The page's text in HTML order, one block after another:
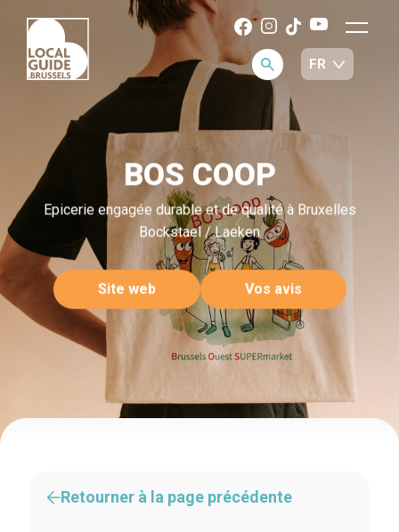
BOS COOP
Epicerie engagée durable et de qualité à Bruxelles
Bockstael / Laeken
Site web Vos avis
Retourner à la page précédente